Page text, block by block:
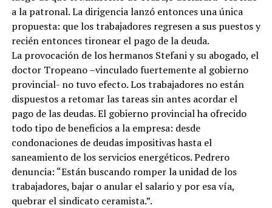
a la patronal. La dirigencia lanzó entonces una única
propuesta: que los trabajadores regresen a sus puestos y
recién entonces tironear el pago de la deuda.
La provocación de los hermanos Stefani y su abogado, el
doctor Tropeano –vinculado fuertemente al gobierno
provincial- no tuvo efecto. Los trabajadores no están
dispuestos a retomar las tareas sin antes acordar el
pago de las deudas. El gobierno provincial ha ofrecido
todo tipo de beneficios a la empresa: desde
condonaciones de deudas impositivas hasta el
saneamiento de los servicios energéticos. Pedrero
denuncia: “Están buscando romper la unidad de los
trabajadores, bajar o anular el salario y por esa vía,
quebrar el sindicato ceramista.”.